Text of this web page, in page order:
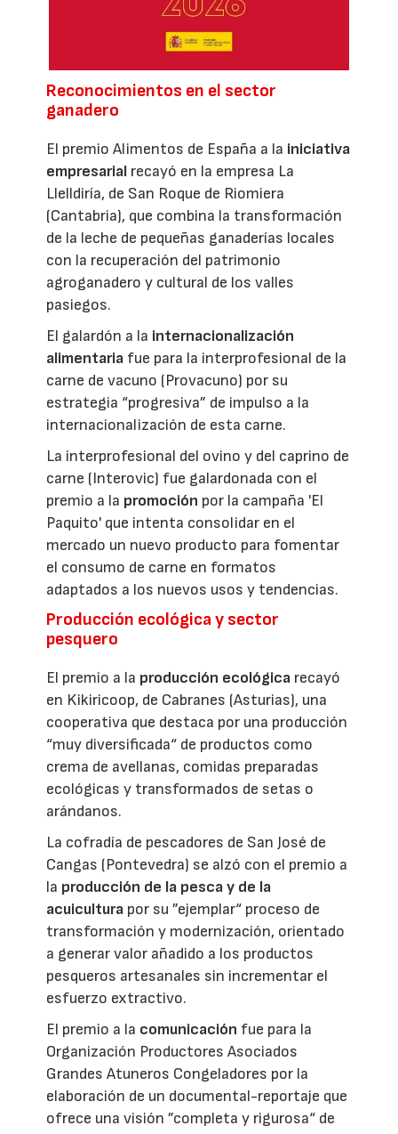
Reconocimientos en el sector
ganadero
El premio Alimentos de España a la iniciativa
empresarial recayó en la empresa La
Llelldiría, de San Roque de Riomiera
(Cantabria), que combina la transformación
de la leche de pequeñas ganaderías locales
con la recuperación del patrimonio
agroganadero y cultural de los valles
pasiegos.
El galardón a la internacionalización
alimentaria fue para la interprofesional de la
carne de vacuno (Provacuno) por su
estrategia “progresiva” de impulso a la
internacionalización de esta carne.
La interprofesional del ovino y del caprino de
carne (Interovic) fue galardonada con el
premio a la promoción por la campaña 'El
Paquito' que intenta consolidar en el
mercado un nuevo producto para fomentar
el consumo de carne en formatos
adaptados a los nuevos usos y tendencias.
Producción ecológica y sector
pesquero
El premio a la producción ecológica recayó
en Kikiricoop, de Cabranes (Asturias), una
cooperativa que destaca por una producción
“muy diversificada“ de productos como
crema de avellanas, comidas preparadas
ecológicas y transformados de setas o
arándanos.
La cofradía de pescadores de San José de
Cangas (Pontevedra) se alzó con el premio a
la producción de la pesca y de la
acuicultura por su ”ejemplar“ proceso de
transformación y modernización, orientado
a generar valor añadido a los productos
pesqueros artesanales sin incrementar el
esfuerzo extractivo.
El premio a la comunicación fue para la
Organización Productores Asociados
Grandes Atuneros Congeladores por la
elaboración de un documental-reportaje que
ofrece una visión ”completa y rigurosa“ de